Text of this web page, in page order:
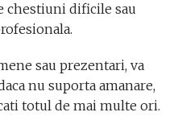
chestiuni dificile sau
sau prezentari, va
nu suporta amanare,
totul de mai multe ori.